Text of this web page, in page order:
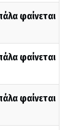
φαίνεται
φαίνεται
φαίνεται